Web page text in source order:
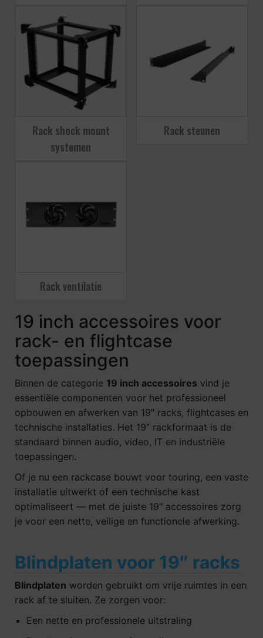
Rack shock mount
systemen
Rack steunen
Rack ventilatie
19 inch accessoires voor
rack- en flightcase
toepassingen
Binnen de categorie 19 inch accessoires vind je
essentiële componenten voor het professioneel
opbouwen en afwerken van 19″ racks, flightcases en
technische installaties. Het 19″ rackformaat is de
standaard binnen audio, video, IT en industriële
toepassingen.
Of je nu een rackcase bouwt voor touring, een vaste
installatie uitwerkt of een technische kast
optimaliseert — met de juiste 19″ accessoires zorg
je voor een nette, veilige en functionele afwerking.
Blindplaten voor 19″ racks
Blindplaten worden gebruikt om vrije ruimtes in een
rack af te sluiten. Ze zorgen voor:
Een nette en professionele uitstraling